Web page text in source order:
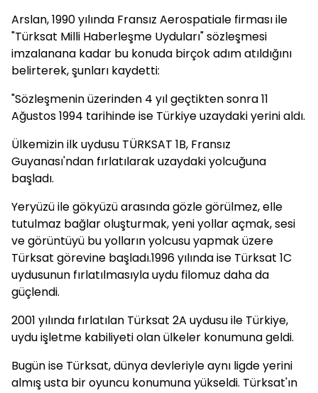
Arslan, 1990 yılında Fransız Aerospatiale firması ile
"Türksat Milli Haberleşme Uyduları" sözleşmesi
imzalanana kadar bu konuda birçok adım atıldığını
belirterek, şunları kaydetti:
"Sözleşmenin üzerinden 4 yıl geçtikten sonra 11
Ağustos 1994 tarihinde ise Türkiye uzaydaki yerini aldı.
Ülkemizin ilk uydusu TÜRKSAT 1B, Fransız
Guyanası'ndan fırlatılarak uzaydaki yolcuğuna
başladı.
Yeryüzü ile gökyüzü arasında gözle görülmez, elle
tutulmaz bağlar oluşturmak, yeni yollar açmak, sesi
ve görüntüyü bu yolların yolcusu yapmak üzere
Türksat görevine başladı.1996 yılında ise Türksat 1C
uydusunun fırlatılmasıyla uydu filomuz daha da
güçlendi.
2001 yılında fırlatılan Türksat 2A uydusu ile Türkiye,
uydu işletme kabiliyeti olan ülkeler konumuna geldi.
Bugün ise Türksat, dünya devleriyle aynı ligde yerini
almış usta bir oyuncu konumuna yükseldi. Türksat'ın